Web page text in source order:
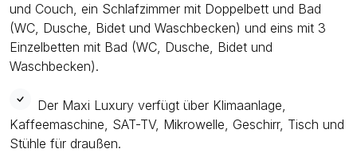
und Couch, ein Schlafzimmer mit Doppelbett und Bad
(WC, Dusche, Bidet und Waschbecken) und eins mit 3
Einzelbetten mit Bad (WC, Dusche, Bidet und
Waschbecken).
Der Maxi Luxury verfügt über Klimaanlage,
Kaffeemaschine, SAT-TV, Mikrowelle, Geschirr, Tisch und
Stühle für draußen.